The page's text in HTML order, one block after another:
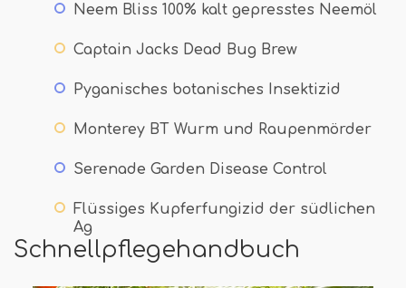
Neem Bliss 100% kalt gepresstes Neemöl
Captain Jacks Dead Bug Brew
Pyganisches botanisches Insektizid
Monterey BT Wurm und Raupenmörder
Serenade Garden Disease Control
Flüssiges Kupferfungizid der südlichen
Ag
Schnellpflegehandbuch